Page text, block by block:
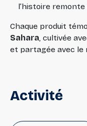
l’histoire remonte
Chaque produit
Sahara , cultivée
et partagée avec le
Activité